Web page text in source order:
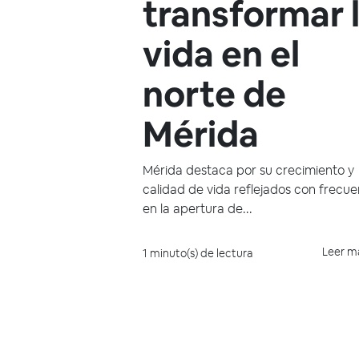
transformar
vida en el
norte de
Mérida
Mérida destaca por su crecimiento y
calidad de vida reflejados con
en la apertura de...
1 minuto(s) de lectura Leer